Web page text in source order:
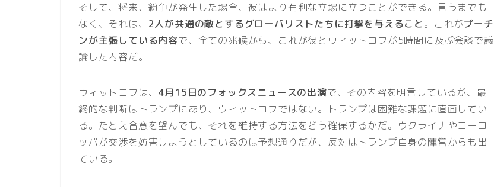
そして、将来、紛争が発生した場合、彼はより有利な立場に立つことができる。言うまでも
なく、それは、 2人が共通の敵とするグローバリストたちに打撃を与えること。これがプーチ
ンが主張している内容で、全ての兆候から、これが彼とウィットコフが5時間に及ぶ会談で議
論した内容だ。
ウィットコフは、 4月15日のフォックスニュースの出演で、その内容を明言しているが、最
終的な判断はトランプにあり、ウィットコフではない。トランプは困難な課題に直面してい
る。たとえ合意を望んでも、それを維持する方法をどう確保するかだ。ウクライナやヨーロ
ッパが交渉を妨害しようとしているのは予想通りだが、反対はトランプ自身の陣営からも出
ている。